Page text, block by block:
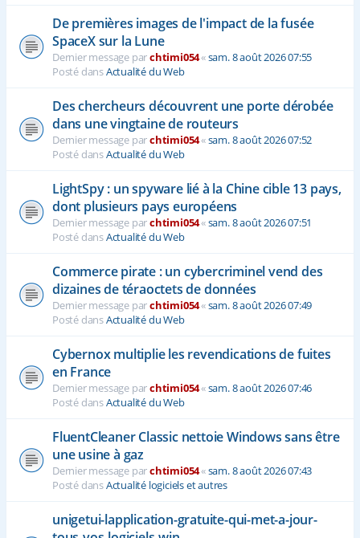
De premières images de l'impact de la fusée
SpaceX sur la Lune
Dernier message parchtimi054«sam. 8 août 2026 07:55
Posté dansActualité du Web
Des chercheurs découvrent une porte dérobée
dans une vingtaine de routeurs
Dernier message parchtimi054«sam. 8 août 2026 07:52
Posté dansActualité du Web
LightSpy : un spyware lié à la Chine cible 13 pays,
dont plusieurs pays européens
Dernier message parchtimi054«sam. 8 août 2026 07:51
Posté dansActualité du Web
Commerce pirate : un cybercriminel vend des
dizaines de téraoctets de données
Dernier message parchtimi054«sam. 8 août 2026 07:49
Posté dansActualité du Web
Cybernox multiplie les revendications de fuites
en France
Dernier message parchtimi054«sam. 8 août 2026 07:46
Posté dansActualité du Web
FluentCleaner Classic nettoie Windows sans être
une usine à gaz
Dernier message parchtimi054«sam. 8 août 2026 07:43
Posté dansActualité logiciels et autres
unigetui-lapplication-gratuite-qui-met-a-jour-